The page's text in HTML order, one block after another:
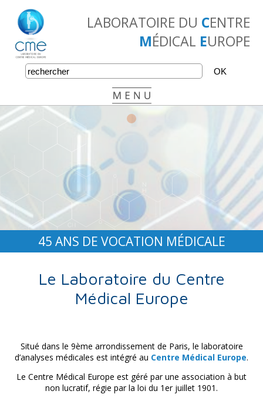
LABORATOIRE DU CENTRE
MÉDICAL EUROPE
•
45 ANS DE VOCATION MÉDICALE
Le Laboratoire du Centre
Médical Europe
Situé dans le 9ème arrondissement de Paris, le laboratoire
d’analyses médicales est intégré au Centre Médical Europe.
Le Centre Médical Europe est géré par une association à but
non lucratif, régie par la loi du 1er juillet 1901.